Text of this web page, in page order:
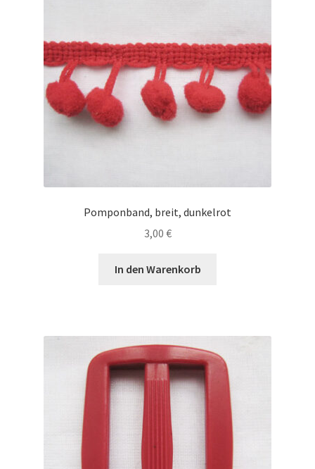
Pomponband, breit, dunkelrot
3,00 €
In den Warenkorb